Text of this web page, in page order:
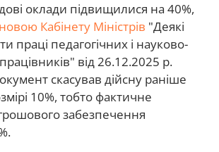
оклади підвищилися на 40%,
Кабінету Міністрів "Деякі
праці педагогічних і науково-
від 26.12.2025 р.
скасував дійсну раніше
10%, тобто фактичне
забезпечення